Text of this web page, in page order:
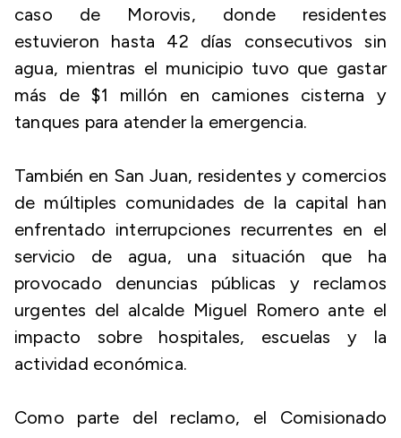
caso de Morovis, donde residentes
estuvieron hasta 42 días consecutivos sin
agua, mientras el municipio tuvo que gastar
más de $1 millón en camiones cisterna y
tanques para atender la emergencia.
También en San Juan, residentes y comercios
de múltiples comunidades de la capital han
enfrentado interrupciones recurrentes en el
servicio de agua, una situación que ha
provocado denuncias públicas y reclamos
urgentes del alcalde Miguel Romero ante el
impacto sobre hospitales, escuelas y la
actividad económica.
Como parte del reclamo, el Comisionado